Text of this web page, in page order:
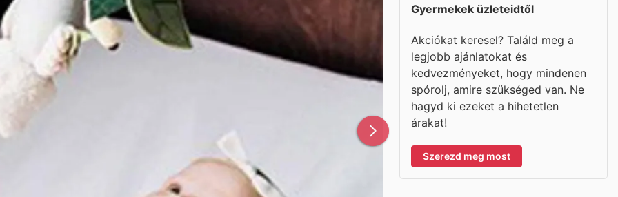
Gyermekek üzleteidtől
Akciókat keresel? Találd meg a
legjobb ajánlatokat és
kedvezményeket, hogy mindenen
spórolj, amire szükséged van. Ne
hagyd ki ezeket a hihetetlen
árakat!
Szerezd meg most